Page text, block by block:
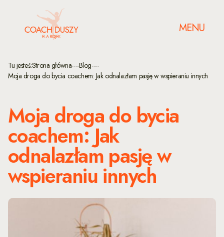
MENU
Tu jesteś:Strona główna----Blog----
Moja droga do bycia coachem: Jak odnalazłam pasję w wspieraniu innych
Moja droga do bycia
coachem: Jak
odnalazłam pasję w
wspieraniu innych